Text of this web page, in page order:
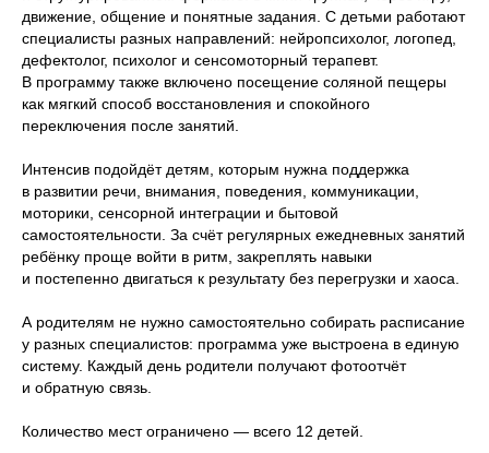
движение, общение и понятные задания. С детьми работают
специалисты разных направлений: нейропсихолог, логопед,
дефектолог, психолог и сенсомоторный терапевт.
В программу также включено посещение соляной пещеры
как мягкий способ восстановления и спокойного
переключения после занятий.
Интенсив подойдёт детям, которым нужна поддержка
в развитии речи, внимания, поведения, коммуникации,
моторики, сенсорной интеграции и бытовой
самостоятельности. За счёт регулярных ежедневных занятий
ребёнку проще войти в ритм, закреплять навыки
и постепенно двигаться к результату без перегрузки и хаоса.
А родителям не нужно самостоятельно собирать расписание
у разных специалистов: программа уже выстроена в единую
систему. Каждый день родители получают фотоотчёт
и обратную связь.
Количество мест ограничено — всего 12 детей.